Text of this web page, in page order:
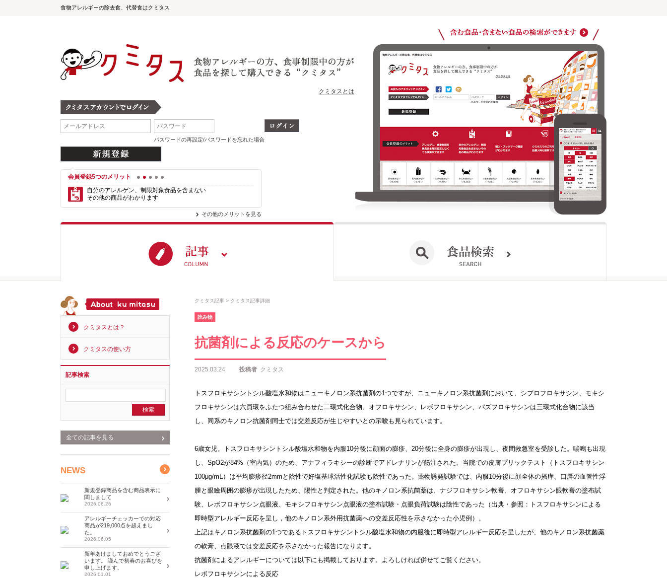
食物アレルギーの除去食、代替食はクミタス
クミタスとは
パスワードの再設定/パスワードを忘れた場合
会員登録5つのメリット 1 2 3 4
自分のアレルゲン、制限対象食品を含まない
その他の商品がわかります
購入・ブックマーク履歴がわかります クミタスでのご利用は商品購入時も無料です
その他のメリットを見る
クミタス記事 クミタス記事詳細
読み物
抗菌剤による反応のケースから
2025.03.24 投稿者 クミタス
トスフロキサシントシル酸塩水和物はニューキノロン系抗菌剤の1つですが、ニューキノロン系抗菌剤において、シプロフロキサシン、モキシ
フロキサシンは六員環をふたつ組み合わせた二環式化合物、オフロキサシン、レボフロキサシン、パズフロキサシンは三環式化合物に該当
し、同系のキノロン抗菌剤同士では交差反応が生じやすいとの示唆も見られています。
6歳女児。トスフロキサシントシル酸塩水和物を内服10分後に顔面の膨疹、20分後に全身の膨疹が出現し、夜間救急室を受診した。喘鳴も出現
し、SpO2が84%（室内気）のため、アナフィラキシーの診断でアドレナリンが筋注された。当院での皮膚プリックテスト（トスフロキサシン
100μg/mL）は平均膨疹径2mmと陰性で好塩基球活性化試験も陰性であった。薬物誘発試験では、内服10分後に顔全体の掻痒、口唇の血管性浮
腫と眼瞼周囲の膨疹が出現したため、陽性と判定された。他のキノロン系抗菌薬は、ナジフロキサシン軟膏、オフロキサシン眼軟膏の塗布試
験、レボフロキサシン点眼液、モキシフロキサシン点眼液の塗布試験・点眼負荷試験は陰性であった（出典・参照：トスフロキサシンによる
即時型アレルギー反応を呈し，他のキノロン系外用抗菌薬への交差反応性を示さなかった小児例）。
上記はキノロン系抗菌剤の1つであるトスフロキサシントシル酸塩水和物の内服後に即時型アレルギー反応を呈したが、他のキノロン系抗菌薬
の軟膏、点眼液では交差反応を示さなかった報告になります。
抗菌剤によるアレルギーについては以下にも掲載しております。よろしければ併せてご覧ください。
レボフロキサシンによる反応
クミタスとは？
クミタスの使い方
記事検索
全ての記事を見る
NEWS
新規登録商品を含む商品表示に
関しまして
2026.06.26
アレルギーチェッカーでの対応
商品が219,000点を超えまし
た。
2026.06.05
新年あけましておめでとうござ
います。 謹んで初春のお喜びを
申し上げます。
2026.01.01